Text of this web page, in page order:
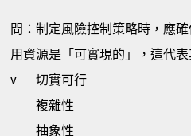
問：制定風險控制策略時，應
用資源是「可實現的」，這代
v
切實可行
複雜性
抽象性